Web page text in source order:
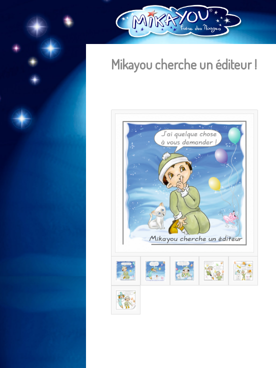
Mikayou cherche un éditeur !